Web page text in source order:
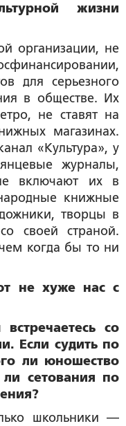
жизни
организации, не
для серьезного
в обществе. Их
не ставят на
магазинах.
«Культура», у
журналы,
включают их в
книжные
творцы в
своей страной.
когда бы то ни
не хуже нас с
со
Если судить по
ли юношество
сетования по
школьники —